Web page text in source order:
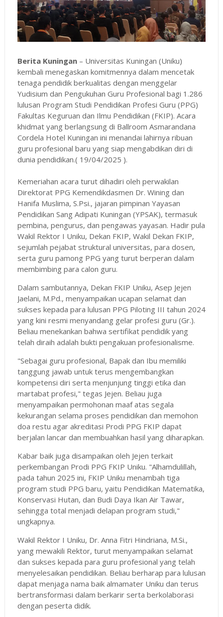
Berita Kuningan – Universitas Kuningan (Uniku)
kembali menegaskan komitmennya dalam mencetak
tenaga pendidik berkualitas dengan menggelar
Yudisium dan Pengukuhan Guru Profesional bagi 1.286
lulusan Program Studi Pendidikan Profesi Guru (PPG)
Fakultas Keguruan dan Ilmu Pendidikan (FKIP). Acara
khidmat yang berlangsung di Ballroom Asmarandana
Cordela Hotel Kuningan ini menandai lahirnya ribuan
guru profesional baru yang siap mengabdikan diri di
dunia pendidikan.( 19/04/2025 ).
Kemeriahan acara turut dihadiri oleh perwakilan
Direktorat PPG Kemendikdasmen Dr. Wining dan
Hanifa Muslima, S.Psi., jajaran pimpinan Yayasan
Pendidikan Sang Adipati Kuningan (YPSAK), termasuk
pembina, pengurus, dan pengawas yayasan. Hadir pula
Wakil Rektor I Uniku, Dekan FKIP, Wakil Dekan FKIP,
sejumlah pejabat struktural universitas, para dosen,
serta guru pamong PPG yang turut berperan dalam
membimbing para calon guru.
Dalam sambutannya, Dekan FKIP Uniku, Asep Jejen
Jaelani, M.Pd., menyampaikan ucapan selamat dan
sukses kepada para lulusan PPG Piloting III tahun 2024
yang kini resmi menyandang gelar profesi guru (Gr.).
Beliau menekankan bahwa sertifikat pendidik yang
telah diraih adalah bukti pengakuan profesionalisme.
"Sebagai guru profesional, Bapak dan Ibu memiliki
tanggung jawab untuk terus mengembangkan
kompetensi diri serta menjunjung tinggi etika dan
martabat profesi," tegas Jejen. Beliau juga
menyampaikan permohonan maaf atas segala
kekurangan selama proses pendidikan dan memohon
doa restu agar akreditasi Prodi PPG FKIP dapat
berjalan lancar dan membuahkan hasil yang diharapkan.
Kabar baik juga disampaikan oleh Jejen terkait
perkembangan Prodi PPG FKIP Uniku. "Alhamdulillah,
pada tahun 2025 ini, FKIP Uniku menambah tiga
program studi PPG baru, yaitu Pendidikan Matematika,
Konservasi Hutan, dan Budi Daya Ikan Air Tawar,
sehingga total menjadi delapan program studi,"
ungkapnya.
Wakil Rektor I Uniku, Dr. Anna Fitri Hindriana, M.Si.,
yang mewakili Rektor, turut menyampaikan selamat
dan sukses kepada para guru profesional yang telah
menyelesaikan pendidikan. Beliau berharap para lulusan
dapat menjaga nama baik almamater Uniku dan terus
bertransformasi dalam berkarir serta berkolaborasi
dengan peserta didik.